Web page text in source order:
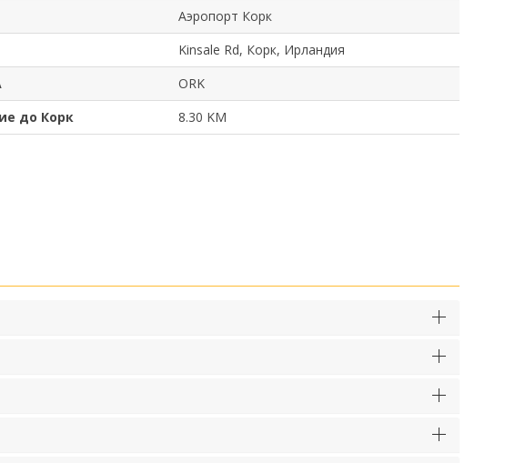
Аэропорт Корк
Kinsale Rd, Корк, Ирландия
ORK
до Корк
8.30 KM